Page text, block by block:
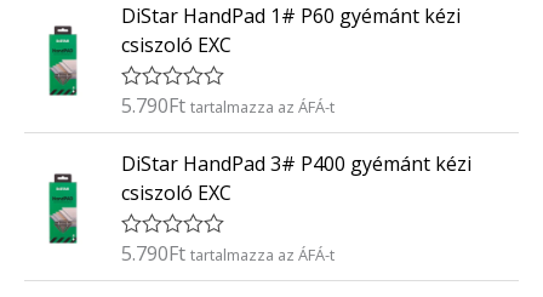
/
5
é
e
l
é
s
:
/
5
DiStar HandPad 1# P60 gyémánt kézi
csiszoló EXC
É
é
e
l
s
:
5.790Ft tartalmazza az ÁFÁ-t
DiStar HandPad 3# P400 gyémánt kézi
csiszoló EXC
É
5.790Ft tartalmazza az ÁFÁ-t